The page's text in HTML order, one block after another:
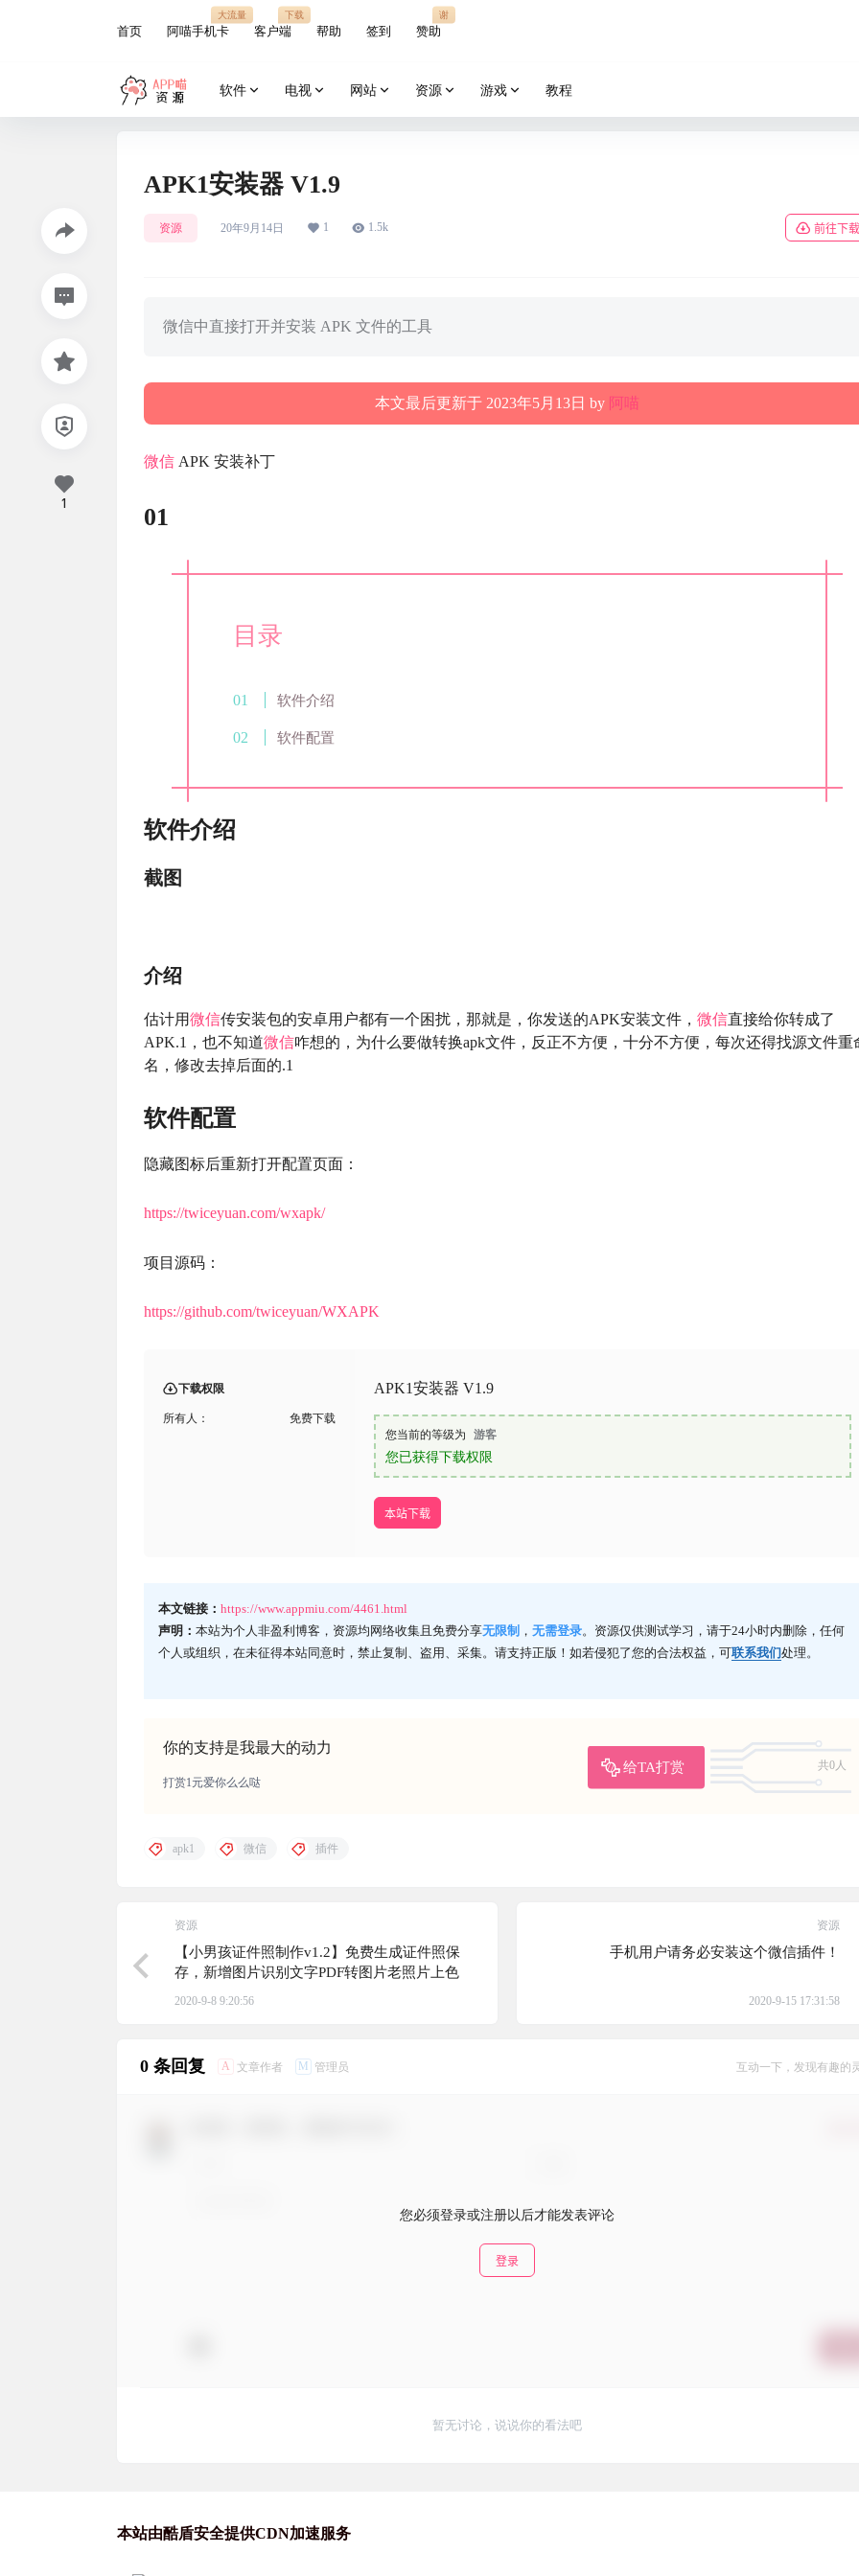
首页 阿喵手机卡
大流量
客户端
下载
帮助 签到 赞助
谢
软件 电视 网站 资源 游戏 教程
APK1安装器 V1.9
资源 20年9月14日 1 1.5k 前往下载
微信中直接打开并安装 APK 文件的工具
本文最后更新于 2023年5月13日 by 阿喵
微信 APK 安装补丁
01
目录
软件介绍
软件配置
软件介绍
截图
介绍
估计用微信传安装包的安卓用户都有一个困扰，那就是，你发送的APK安装文件， 微信直接给你转成了
APK.1，也不知道微信咋想的，为什么要做转换apk文件，反正不方便，十分不方便，每次还得找源文件重
名，修改去掉后面的.1
软件配置
隐藏图标后重新打开配置页面：
https://twiceyuan.com/wxapk/
项目源码：
https://github.com/twiceyuan/WXAPK
下载权限
所有人： 免费下载
APK1安装器 V1.9
您当前的等级为 游客
您已获得下载权限
本站下载
本文链接： https://www.appmiu.com/4461.html
声明： 本站为个人非盈利博客，资源均网络收集且免费分享无限制 ， 无需登录。资源仅供测试学习，请于24小时内删除，任何
个人或组织，在未征得本站同意时，禁止复制、盗用、采集。请支持正版！如若侵犯了您的合法权益，可联系我们处理。
你的支持是我最大的动力
给TA打赏
共0人
打赏1元爱你么么哒
1
apk1 微信 插件
资源
【小男孩证件照制作v1.2】免费生成证件照保
存，新增图片识别文字PDF转图片老照片上色
2020-9-8 9:20:56
资源
手机用户请务必安装这个微信插件！
2020-9-15 17:31:58
0 条回复 A 文章作者 M 管理员 互动一下，发现有趣的
您必须登录或注册以后才能发表评论
登录
暂无讨论，说说你的看法吧
本站由酷盾安全提供CDN加速服务